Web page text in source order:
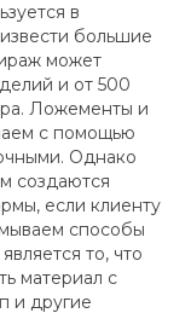
в
большие
может
и от 500
Ложементы и
с помощью
Однако
создаются
если клиенту
способы
то, что
материал с
и другие